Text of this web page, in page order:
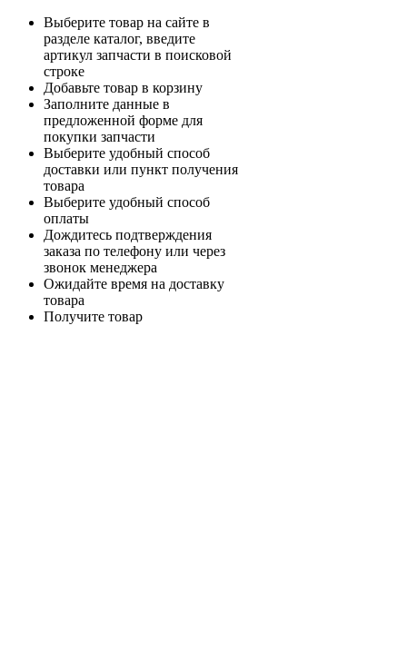
Выберите товар на сайте в
разделе каталог, введите
артикул запчасти в поисковой
строке
Добавьте товар в корзину
Заполните данные в
предложенной форме для
покупки запчасти
Выберите удобный способ
доставки или пункт получения
товара
Выберите удобный способ
оплаты
Дождитесь подтверждения
заказа по телефону или через
звонок менеджера
Ожидайте время на доставку
товара
Получите товар